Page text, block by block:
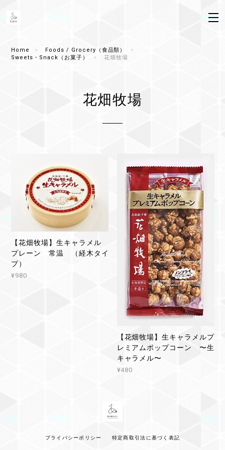
Home
Foods / Grocery（食品類）
Sweets・Snack（お菓子）
花畑牧場
花畑牧場
【花畑牧場】生キャラメル
プレーン 常温 （経木タイ
プ）
¥980
【花畑牧場】生キャラメルプ
レミアムポップコーン 〜生
キャラメル〜
¥480
プライバシーポリシー 特定商取引法に基づく表記